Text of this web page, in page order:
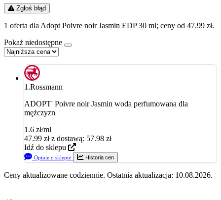
Zgłoś błąd
1 oferta dla Adopt Poivre noir Jasmin EDP 30 ml; ceny od 47.99 zł.
Pokaż niedostępne
1.Rossmann
ADOPT' Poivre noir Jasmin woda perfumowana dla
mężczyzn
1.6 zł/ml
47.99 zł z dostawą: 57.98 zł
Idź do sklepu
Opinie o sklepie Historia cen
Ceny aktualizowane codziennie. Ostatnia aktualizacja: 10.08.2026.